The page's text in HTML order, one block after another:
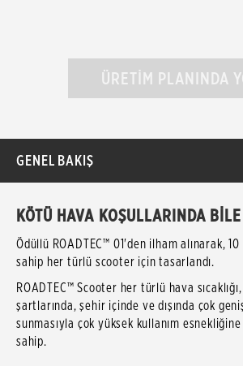
ÜRETİM PLANINDA
GENEL BAKIŞ
KÖTÜ HAVA KOŞULLARINDA
Ödüllü ROADTEC™ 01'den ilham alınarak,
sahip her türlü scooter için tasarlandı.
ROADTEC™ Scooter her türlü hava
şartlarında, şehir içinde ve dışında çok
sunmasıyla çok yüksek kullanım
sahip.